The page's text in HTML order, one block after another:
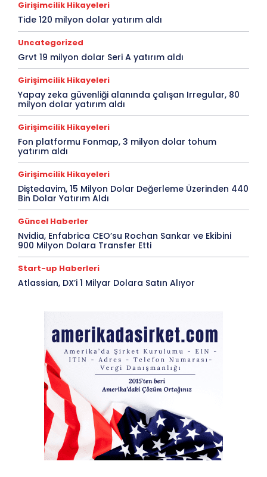
Girişimcilik Hikayeleri
Tide 120 milyon dolar yatırım aldı
Uncategorized
Grvt 19 milyon dolar Seri A yatırım aldı
Girişimcilik Hikayeleri
Yapay zeka güvenliği alanında çalışan Irregular, 80
milyon dolar yatırım aldı
Girişimcilik Hikayeleri
Fon platformu Fonmap, 3 milyon dolar tohum
yatırım aldı
Girişimcilik Hikayeleri
Diştedavim, 15 Milyon Dolar Değerleme Üzerinden 440
Bin Dolar Yatırım Aldı
Güncel Haberler
Nvidia, Enfabrica CEO’su Rochan Sankar ve Ekibini
900 Milyon Dolara Transfer Etti
Start-up Haberleri
Atlassian, DX’i 1 Milyar Dolara Satın Alıyor